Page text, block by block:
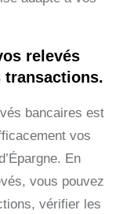
relevés
transactions.
bancaires est
vos
En
vous pouvez
vérifier les